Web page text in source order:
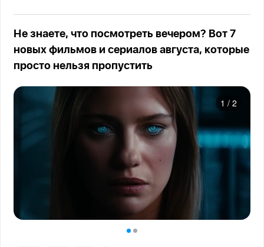
Не знаете, что посмотреть вечером? Вот 7
новых фильмов и сериалов августа, которые
просто нельзя пропустить
1 / 2